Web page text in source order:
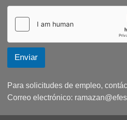
Enviar
Para solicitudes de empleo,
Correo electrónico: